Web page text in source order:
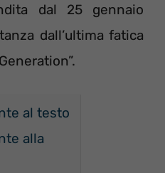
dal 25 gennaio
dall’ultima fatica
al testo
alla